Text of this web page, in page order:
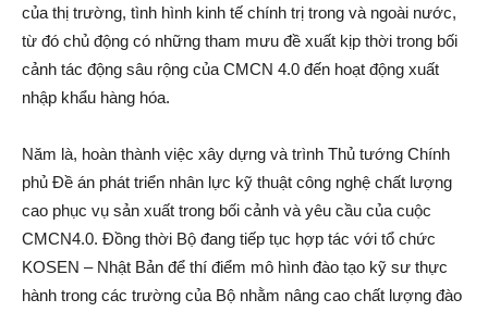
của thị trường, tình hình kinh tế chính trị trong và ngoài nước,
từ đó chủ động có những tham mưu đề xuất kịp thời trong bối
cảnh tác động sâu rộng của CMCN 4.0 đến hoạt động xuất
nhập khẩu hàng hóa.
Năm là, hoàn thành việc xây dựng và trình Thủ tướng Chính
phủ Đề án phát triển nhân lực kỹ thuật công nghệ chất lượng
cao phục vụ sản xuất trong bối cảnh và yêu cầu của cuộc
CMCN4.0. Đồng thời Bộ đang tiếp tục hợp tác với tổ chức
KOSEN – Nhật Bản để thí điểm mô hình đào tạo kỹ sư thực
hành trong các trường của Bộ nhằm nâng cao chất lượng đào